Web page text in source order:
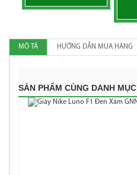
MÔ TẢ HƯỚNG DẪN MUA HÀNG
SẢN PHẨM CÙNG DANH MỤC